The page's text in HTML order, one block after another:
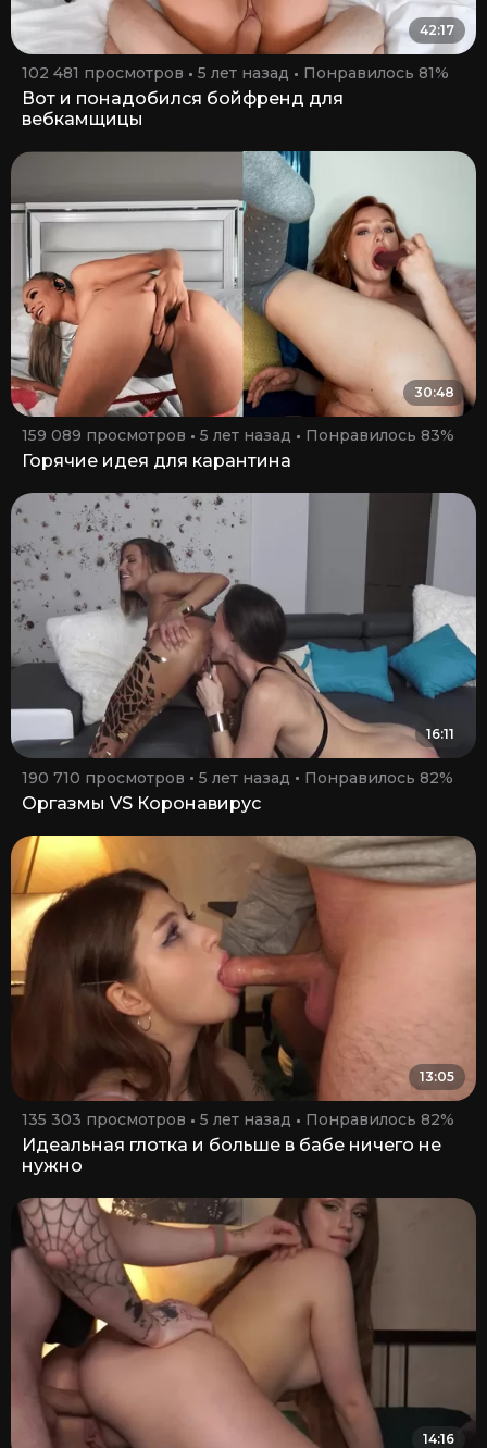
42:17
102 481 просмотров 5 лет назад Понравилось 81%
Вот и понадобился бойфренд для
вебкамщицы
30:48
159 089 просмотров 5 лет назад Понравилось 83%
Горячие идея для карантина
16:11
190 710 просмотров 5 лет назад Понравилось 82%
Оргазмы VS Коронавирус
13:05
135 303 просмотров 5 лет назад Понравилось 82%
Идеальная глотка и больше в бабе ничего не
нужно
14:16